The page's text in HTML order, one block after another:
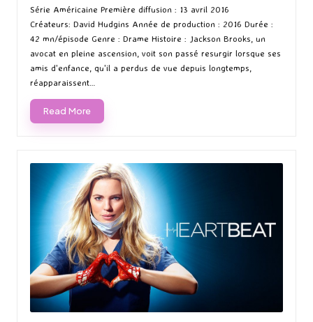
by
in
Série Américaine Première diffusion : 13 avril 2016
Créateurs: David Hudgins Année de production : 2016 Durée :
42 mn/épisode Genre : Drame Histoire : Jackson Brooks, un
avocat en pleine ascension, voit son passé resurgir lorsque ses
amis d'enfance, qu'il a perdus de vue depuis longtemps,
réapparaissent…
Read More